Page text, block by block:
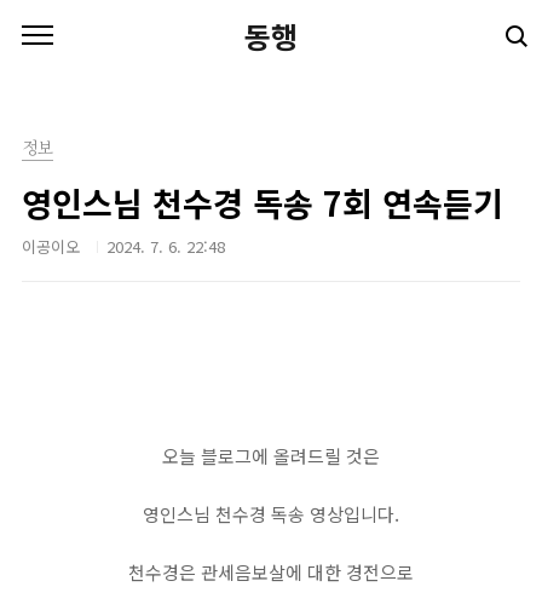
동행
정보
영인스님 천수경 독송 7회 연속듣기
이공이오 2024. 7. 6. 22:48
오늘 블로그에 올려드릴 것은
영인스님 천수경 독송 영상입니다.
천수경은 관세음보살에 대한 경전으로